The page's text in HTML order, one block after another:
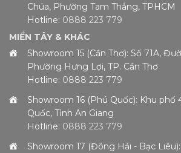
Chúa, Phường Tam Thắng, TPHCM
Hotline: 0888 223 779
MIỀN TÂY & KHÁC
Showroom 15 (Cần Thơ): Số 71A,
Phường Hưng Lợi, TP. Cần Thơ
Hotline: 0888 223 779
Showroom 16 (Phú Quốc): Khu phố
Quốc, Tỉnh An Giang
Hotline: 0888 223 779
Showroom 17 (Đông Hải - Bạc